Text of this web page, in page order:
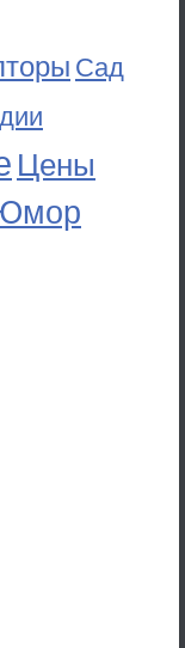
Сад
Цены